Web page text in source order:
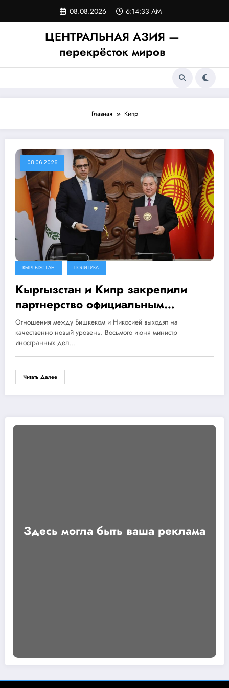
содержимому
08.08.2026 6:14:33 AM
ЦЕНТРАЛЬНАЯ АЗИЯ —
перекрёсток миров
Главная Кипр
08.06.2026
КЫРГЫЗСТАН ПОЛИТИКА
Кыргызстан и Кипр закрепили
партнерство официальным
соглашением
Отношения между Бишкеком и Никосией выходят на
качественно новый уровень. Восьмого июня министр
иностранных дел…
Читать Далее
Здесь могла быть ваша реклама